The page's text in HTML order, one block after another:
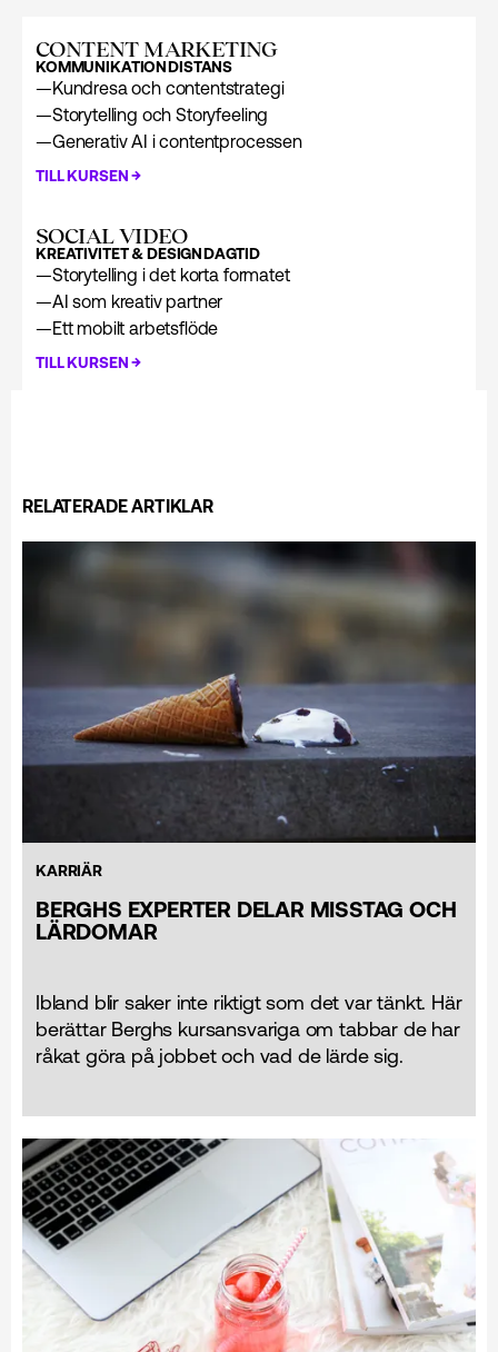
CONTENT MARKETING
KOMMUNIKATIONDISTANS
—Kundresa och contentstrategi
—Storytelling och Storyfeeling
—Generativ AI i contentprocessen
TILL KURSEN→
SOCIAL VIDEO
KREATIVITET & DESIGNDAGTID
—Storytelling i det korta formatet
—AI som kreativ partner
—Ett mobilt arbetsflöde
TILL KURSEN→
RELATERADE ARTIKLAR
KARRIÄR
BERGHS EXPERTER DELAR MISSTAG OCH
LÄRDOMAR
Ibland blir saker inte riktigt som det var tänkt. Här
berättar Berghs kursansvariga om tabbar de har
råkat göra på jobbet och vad de lärde sig.